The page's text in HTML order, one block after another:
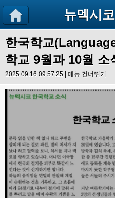
뉴멕시
한국학교
학교 9월과 10월 소
2025.09.16 09:57:25 | 메뉴 건너뛰기